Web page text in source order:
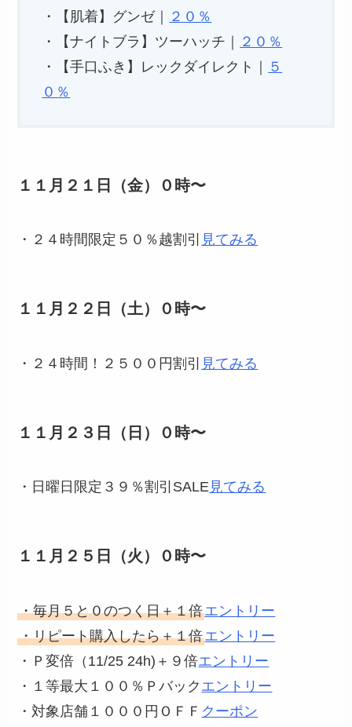
・【肌着】グンゼ｜ ２０％
・【ナイトブラ】ツーハッチ｜ ２０％
・【手口ふき】レックダイレクト｜ ５
０％
１１月２１日（金）０時〜
・２４時間限定５０％越割引 見てみる
１１月２２日（土）０時〜
・２４時間！２５００円割引 見てみる
１１月２３日（日）０時〜
・日曜日限定３９％割引SALE見てみる
１１月２５日（火）０時〜
・毎月５と０のつく日＋１倍エントリー
・リピート購入したら＋１倍エントリー
・Ｐ変倍（11/25 24h)＋９倍エントリー
・１等最大１００％Ｐバック エントリー
・対象店舗１０００円ＯＦＦ クーポン